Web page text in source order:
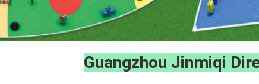
Guangzhou Jinmiqi